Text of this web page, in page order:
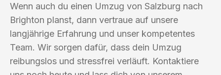
Wenn auch du einen Umzug von Salzburg nach
Brighton planst, dann vertraue auf unsere
langjährige Erfahrung und unser kompetentes
Team. Wir sorgen dafür, dass dein Umzug
reibungslos und stressfrei verläuft. Kontaktiere